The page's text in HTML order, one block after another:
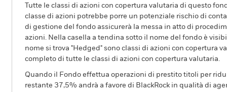
Tutte le classi di azioni con copertura valutaria di questo
classe di azioni potrebbe porre un potenziale rischio di
di gestione del fondo assicurerà la messa in atto di
azioni. Nella casella a tendina sotto il nome del fondo è
nome si trova "Hedged" sono classi di azioni con copertura
completo di tutte le classi di azioni con copertura valutaria.
Quando il Fondo effettua operazioni di prestito titoli per
restante 37,5% andrà a favore di BlackRock in qualità di